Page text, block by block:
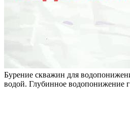
Бурение скважин для
водой. Глубинное водопонижение